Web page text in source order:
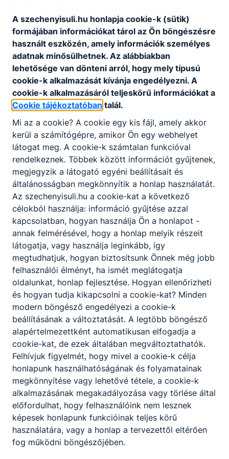
6000 Kecskemét, Bibó István utca 1.
Fenntartó: Kulturális és Innovációs Minisztérium
Partnereink
Kecskeméti SZC Széchenyi István
Technikum
A szechenyisuli.hu honlapja cookie-k (sütik)
formájában információkat tárol az Ön böngészésre
használt eszközén, amely információk személyes
adatnak minősülhetnek. Az alábbiakban
lehetősége van dönteni arról, hogy mely típusú
cookie-k alkalmazását kívánja engedélyezni. A
cookie-k alkalmazásáról teljeskörű információkat a
Cookie tájékoztatóban talál.
Mi az a cookie? A cookie egy kis fájl, amely akkor
kerül a számítógépre, amikor Ön egy webhelyet
látogat meg. A cookie-k számtalan funkcióval
rendelkeznek. Többek között információt gyűjtenek,
megjegyzik a látogató egyéni beállításait és
általánosságban megkönnyítik a honlap használatát.
Az szechenyisuli.hu a cookie-kat a következő
célokból használja: információ gyűjtése azzal
kapcsolatban, hogyan használja Ön a honlapot -
annak felmérésével, hogy a honlap melyik részeit
látogatja, vagy használja leginkább, így
megtudhatjuk, hogyan biztosítsunk Önnek még jobb
felhasználói élményt, ha ismét meglátogatja
oldalunkat, honlap fejlesztése. Hogyan ellenőrizheti
és hogyan tudja kikapcsolni a cookie-kat? Minden
modern böngésző engedélyezi a cookie-k
beállításának a változtatását. A legtöbb böngésző
alapértelmezettként automatikusan elfogadja a
cookie-kat, de ezek általában megváltoztathatók.
Felhívjuk figyelmét, hogy mivel a cookie-k célja
honlapunk használhatóságának és folyamatainak
megkönnyítése vagy lehetővé tétele, a cookie-k
alkalmazásának megakadályozása vagy törlése által
előfordulhat, hogy felhasználóink nem lesznek
képesek honlapunk funkcióinak teljes körű
használatára, vagy a honlap a tervezettől eltérően
fog működni böngészőjében.